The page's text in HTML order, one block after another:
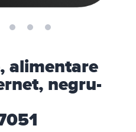
alimentare
negru-